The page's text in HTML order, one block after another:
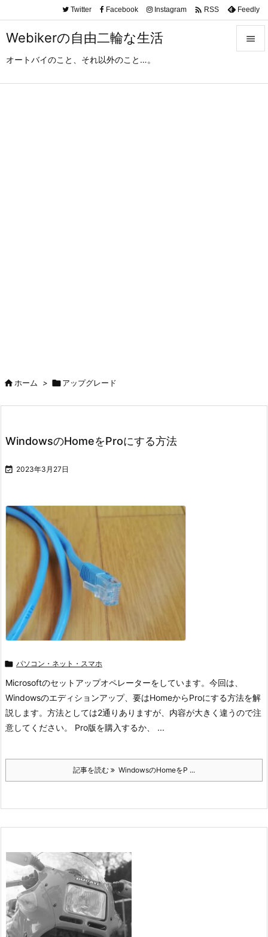
Webikerの自由二輪な生活
オートバイのこと、それ以外のこと…。

Twitter Facebook Instagram  RSS Feedly
ホーム > アップグレード
WindowsのHomeをProにする方法
 2023年3月27日
 パソコン・ネット・スマホ
Microsoftのセットアップオペレーターをしています。今回は、
Windowsのエディションアップ、要はHomeからProにする方法を解
説します。方法としては2通りありますが、内容が大きく違うので注
意してください。 Pro版を購入するか、 ...
記事を読む WindowsのHomeをP ...